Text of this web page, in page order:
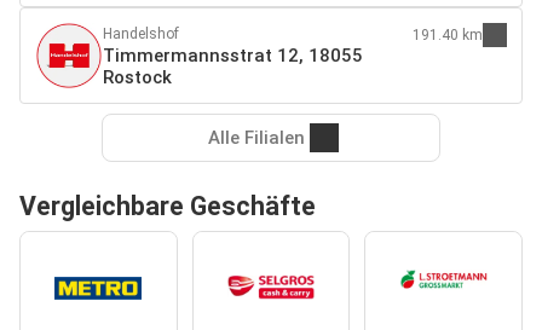
Handelshof
Timmermannsstrat 12, 18055
Rostock
191.40 km
Alle Filialen
Vergleichbare Geschäfte